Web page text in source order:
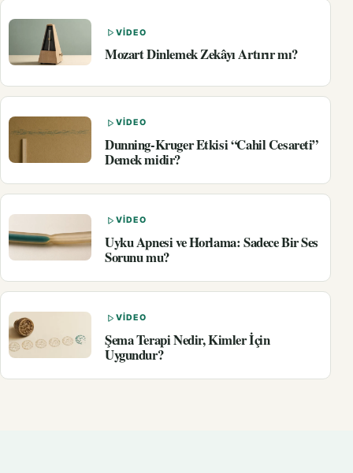
VIDEO
Mozart Dinlemek Zekâyı Artırır mı?
VIDEO
Dunning-Kruger Etkisi “Cahil Cesareti”
Demek midir?
VIDEO
Uyku Apnesi ve Horlama: Sadece Bir Ses
Sorunu mu?
VIDEO
Şema Terapi Nedir, Kimler İçin
Uygundur?